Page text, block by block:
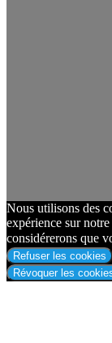
Nous utilisons des
expérience sur
considérerons que
Refuser les cookies
Révoquer les